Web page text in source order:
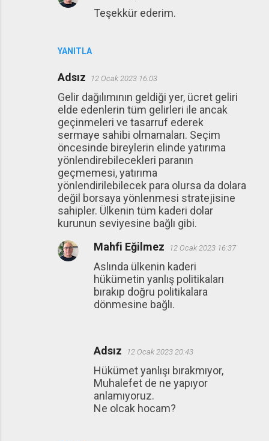
YANITLA
Teşekkür ederim.
Adsız 12 Ocak 2023 16:03
Gelir dağılımının geldiği yer, ücret geliri
elde edenlerin tüm gelirleri ile ancak
geçinmeleri ve tasarruf ederek
sermaye sahibi olmamaları. Seçim
öncesinde bireylerin elinde yatırıma
yönlendirebilecekleri paranın
geçmemesi, yatırıma
yönlendirilebilecek para olursa da dolara
değil borsaya yönlenmesi stratejisine
sahipler. Ülkenin tüm kaderi dolar
kurunun seviyesine bağlı gibi.
Mahfi Eğilmez 12 Ocak 2023 16:37
Aslında ülkenin kaderi
hükümetin yanlış politikaları
bırakıp doğru politikalara
dönmesine bağlı.
Adsız 12 Ocak 2023 20:43
Hükümet yanlışı bırakmıyor,
Muhalefet de ne yapıyor
anlamıyoruz.
Ne olcak hocam?